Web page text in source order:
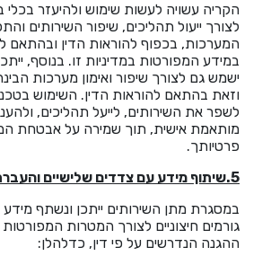
הקריה עשויה לעשות שימוש ולהיעזר בכלי
לצורך ייעול תהליכים, שיפור השירותים
המערכות, בכפוף להוראות הדין ובהתאם
במידע המפורטות במדיניות זו. בנוסף,
ישמש גם לצורך שיפור ואימון מערכות
וזאת בהתאם להוראות הדין. השימוש
לשפר את השירותים, לייעל תהליכים,
מותאמת אישית, תוך שמירה על אבטחת
פרטיותך.
5.שיתוף מידע עם צדדים שלישיים והעברת מידע לחו"ל
במסגרת מתן השירותים ייתכן ונשתף מידע
גורמים חיצוניים לצורך המטרות
ההגנה הנדרשים על פי דין, כדלהלן: